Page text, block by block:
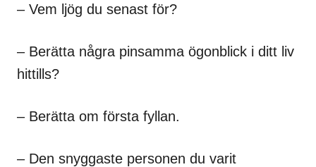
– Vem ljög du senast för?
– Berätta några pinsamma ögonblick i ditt liv
hittills?
– Berätta om första fyllan.
– Den snyggaste personen du varit